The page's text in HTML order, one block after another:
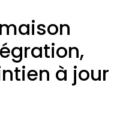
à jour